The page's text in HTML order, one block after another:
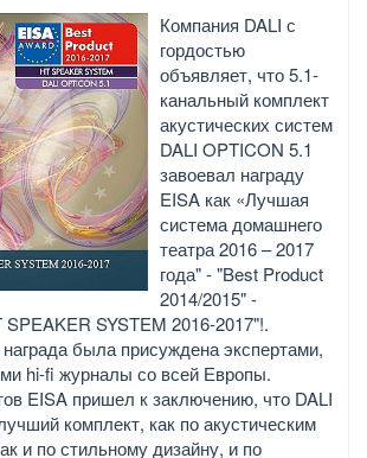
Компания DALI с
гордостью
объявляет, что 5.1-
канальный комплект
акустических систем
DALI OPTICON 5.1
завоевал награду
EISA как «Лучшая
система домашнего
театра 2016 – 2017
года" - "Best Product
2014/2015" -
SYSTEM 2016-2017"!.
была присуждена экспертами,
hi-fi журналы со всей Европы.
EISA пришел к заключению, что DALI
комплект, как по акустическим
и по стильному дизайну, и по